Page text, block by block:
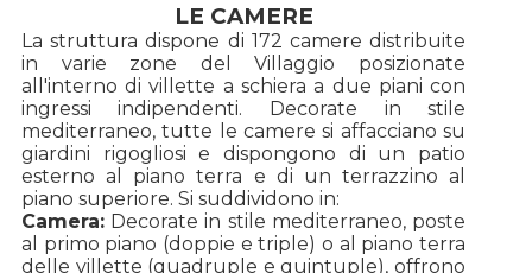
LE CAMERE
La struttura dispone di 172 camere distribuite
in varie zone del Villaggio posizionate
all'interno di villette a schiera a due piani con
ingressi indipendenti. Decorate in stile
mediterraneo, tutte le camere si affacciano su
giardini rigogliosi e dispongono di un patio
esterno al piano terra e di un terrazzino al
piano superiore. Si suddividono in:
Camera:Decorate in stile mediterraneo, poste
al primo piano (doppie e triple) o al piano terra
delle villette (quadruple e quintuple), offrono